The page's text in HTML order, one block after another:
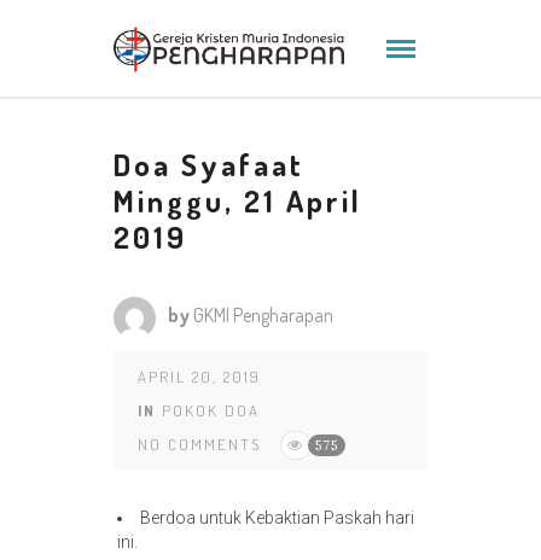
Doa Syafaat
Minggu, 21 April
2019
by GKMI Pengharapan
APRIL 20, 2019
IN POKOK DOA
NO COMMENTS
575
Berdoa untuk Kebaktian Paskah hari
ini.